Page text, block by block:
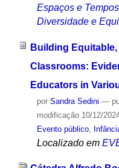
Espaços e
Diversidade e
Building
Classrooms:
Educators in
por Sandra Sedini —
modificação10/12/
Evento público,
Localizado em